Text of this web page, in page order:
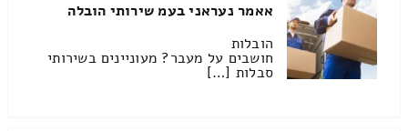
אאמר נעראני בעמ שירותי הובלה
הובלות
חושבים על מעבר? מעוניינים בשירותי
סבלות […]